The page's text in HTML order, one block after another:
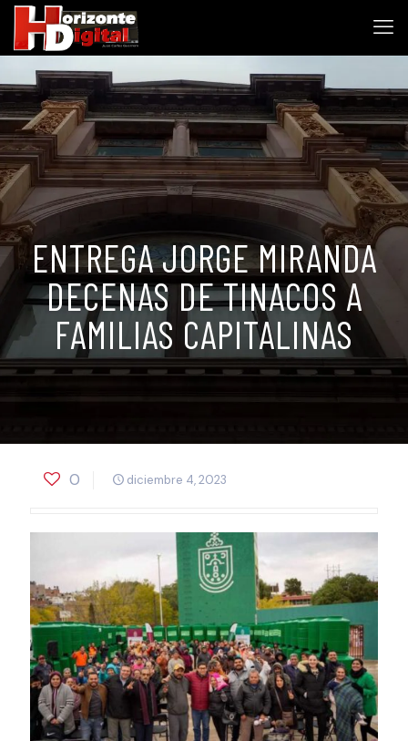
ENTREGA JORGE MIRANDA
DECENAS DE TINACOS A
FAMILIAS CAPITALINAS
0 diciembre 4, 2023